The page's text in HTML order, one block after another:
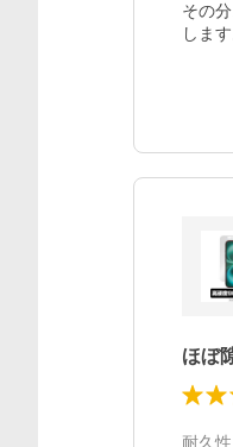
その
します
ほぼ
耐久性